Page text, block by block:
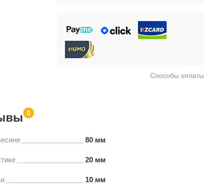
Способы оплаты
0
80 мм
20 мм
10 мм